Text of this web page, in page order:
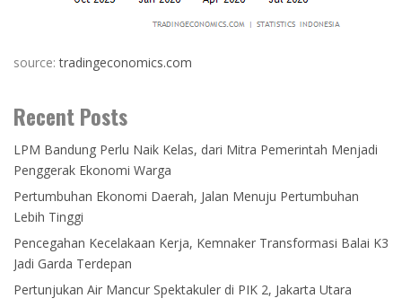
source:tradingeconomics.com
Recent Posts
LPM Bandung Perlu Naik Kelas, dari Mitra Pemerintah Menjadi
Penggerak Ekonomi Warga
Pertumbuhan Ekonomi Daerah, Jalan Menuju Pertumbuhan
Lebih Tinggi
Pencegahan Kecelakaan Kerja, Kemnaker Transformasi Balai K3
Jadi Garda Terdepan
Pertunjukan Air Mancur Spektakuler di PIK 2, Jakarta Utara